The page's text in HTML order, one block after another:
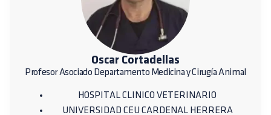
Oscar Cortadellas
Profesor Asociado Departamento Medicina y Cirugía Animal
HOSPITAL CLINICO VETERINARIO
UNIVERSIDAD CEU CARDENAL HERRERA